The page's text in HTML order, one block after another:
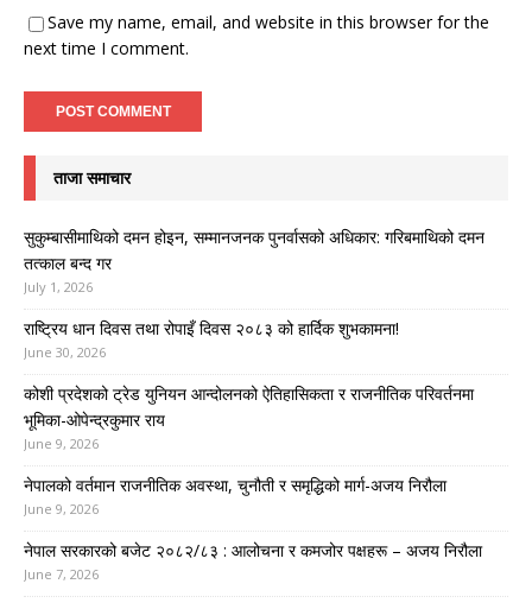
Save my name, email, and website in this browser for the
next time I comment.
ताजा समाचार
सुकुम्बासीमाथिको दमन होइन, सम्मानजनक पुनर्वासको अधिकार: गरिबमाथिको दमन
तत्काल बन्द गर
July 1, 2026
राष्ट्रिय धान दिवस तथा रोपाइँ दिवस २०८३ को हार्दिक शुभकामना!
June 30, 2026
कोशी प्रदेशको ट्रेड युनियन आन्दोलनको ऐतिहासिकता र राजनीतिक परिवर्तनमा
भूमिका-ओपेन्द्रकुमार राय
June 9, 2026
नेपालको वर्तमान राजनीतिक अवस्था, चुनौती र समृद्धिको मार्ग-अजय निरौला
June 9, 2026
नेपाल सरकारको बजेट २०८२/८३ : आलोचना र कमजोर पक्षहरू – अजय निरौला
June 7, 2026